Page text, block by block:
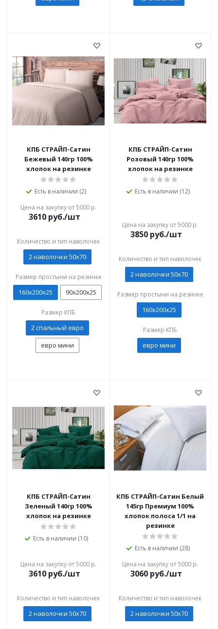
КПБ СТРАЙП-Сатин
Бежевый 140гр 100%
хлопок на резинке
Есть в наличии (2)
Цена на закупку от 5000 р.
3610 руб./шт
Количество и тип наволочек
2 наволочки 50x70
Размер простыни на резинке
160х200х25 90х200х25
Размер КПБ
2 спальный евро
евро мини
КПБ СТРАЙП-Сатин
Розовый 140гр 100%
хлопок на резинке
Есть в наличии (12)
Цена на закупку от 5000 р.
3850 руб./шт
Количество и тип наволочек
2 наволочки 50x70
Размер простыни на резинке
160х200х25
Размер КПБ
евро мини
КПБ СТРАЙП-Сатин
Зеленый 140гр 100%
хлопок на резинке
Есть в наличии (10)
Цена на закупку от 5000 р.
3610 руб./шт
Количество и тип наволочек
2 наволочки 50x70
КПБ СТРАЙП-Сатин Белый
145гр Премиум 100%
хлопок полоса 1/1 на
резинке
Есть в наличии (28)
Цена на закупку от 5000 р.
3060 руб./шт
Количество и тип наволочек
2 наволочки 50x70